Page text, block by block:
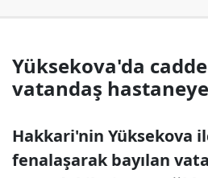
Yüksekova'da
vatandaş hastaneye
Hakkari'nin Yüksekova
fenalaşarak bayılan